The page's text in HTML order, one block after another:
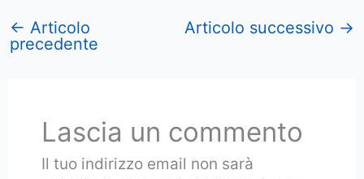
← Articolo
precedente
Articolo successivo →
Lascia un commento
Il tuo indirizzo email non sarà